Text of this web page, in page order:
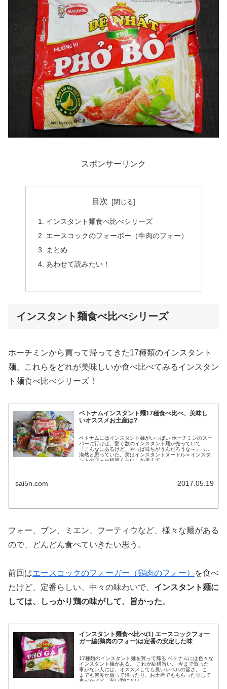
スポンサーリンク
目次
インスタント麺食べ比べシリーズ
エースコックのフォーボー（牛肉のフォー）
まとめ
あわせて読みたい！
インスタント麺食べ比べシリーズ
ホーチミンから買って帰ってきた17種類のインスタント
麺、これらをどれが美味しいか食べ比べてみるインスタン
ト麺食べ比べシリーズ！
ベトナムインスタント麺17種食べ比べ、美味し
いオススメお土産は?
ベトナムにはインスタント麺がいっぱい ホーチミンのスー
パーに行けば、驚く数のインスタント麺が売っていて、
「こんなにあるけど、やっぱ味ちがうんだろうな～」って
漠然と思っていた。実はインスタントヌードル＝インスタ
ントのフォー程度くらいしか考えて...
sai5n.com 2017.05.19
フォー、ブン、ミエン、フーティウなど、様々な麺がある
ので、どんどん食べていきたい思う。
前回はエースコックのフォーガー（鶏肉のフォー）
を食べ
たけど、定番らしい、中々の味わいで、 インスタント麺に
しては、しっかり鶏の味がして、旨かった。
インスタント麺食べ比べ(1) エースコックフォー
ガー編(鶏肉のフォー)は定番の安定した味
17種類のインスタント麺を買って帰る ベトナムには色々な
インスタント麺がある。 これが結構旨い。 今まで買った
事がない人には、オススメしても良いレベルの旨さ。 これ
までも何度か買って帰ったり、お土産でももらったりして
食べたけど、安い割にとは...